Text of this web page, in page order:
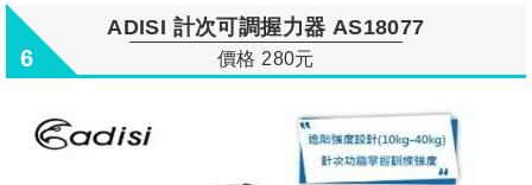
6
ADISI 計次可調握力器 AS18077
價格 280元